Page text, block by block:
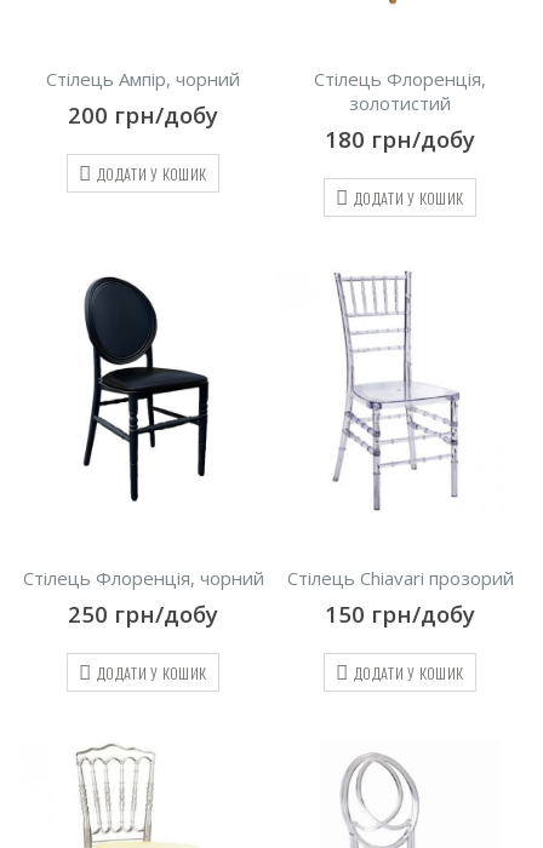
Стілець Ампір, чорний
200 грн/добу
ДОДАТИ У КОШИК
Стілець Флоренція,
золотистий
180 грн/добу
ДОДАТИ У КОШИК
Стілець Флоренція, чорний
250 грн/добу
ДОДАТИ У КОШИК
Стілець Chiavari прозорий
150 грн/добу
ДОДАТИ У КОШИК